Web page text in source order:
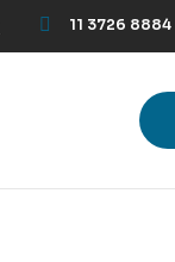
11 3726 8884